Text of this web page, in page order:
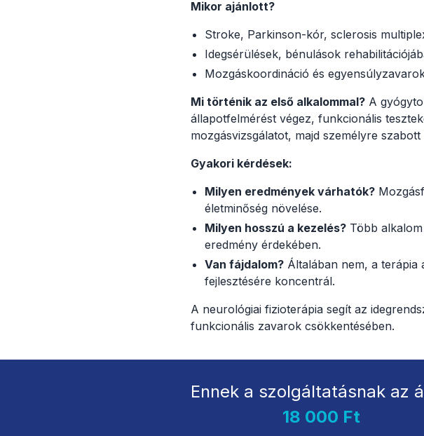
Mikor ajánlott?
Stroke, Parkinson-kór, sclerosis
Idegsérülések, bénulások
Mozgáskoordináció és
Mi történik az első alkalommal? A
állapotfelmérést végez, funkcionális
mozgásvizsgálatot, majd személyre
Gyakori kérdések:
Milyen eredmények várhatók?
életminőség növelése.
Milyen hosszú a kezelés? Több
eredmény érdekében.
Van fájdalom? Általában nem, a terápia
fejlesztésére koncentrál.
A neurológiai fizioterápia segít az
funkcionális zavarok csökkentésében.
Ennek a szolgáltatásnak az
18 000 Ft